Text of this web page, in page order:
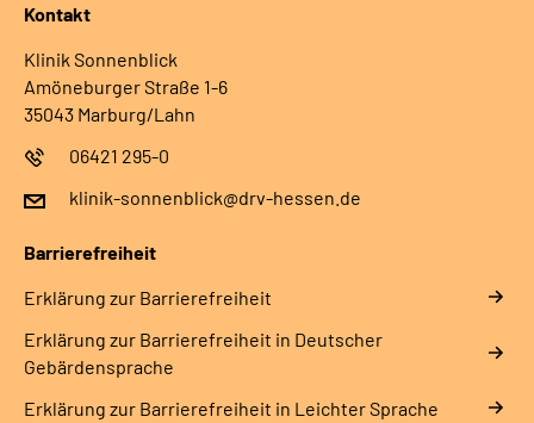
Kontakt
Klinik Sonnenblick
Amöneburger Straße 1-6
35043 Marburg/Lahn
06421 295-0
klinik-sonnenblick@drv-hessen.de
Barrierefreiheit
Erklärung zur Barrierefreiheit
Erklärung zur Barrierefreiheit in Deutscher
Gebärdensprache
Erklärung zur Barrierefreiheit in Leichter Sprache